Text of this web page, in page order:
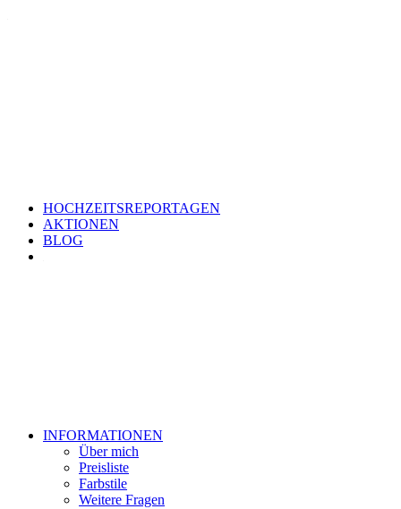
HOCHZEITSREPORTAGEN
AKTIONEN
BLOG
INFORMATIONEN
Über mich
Preisliste
Farbstile
Weitere Fragen